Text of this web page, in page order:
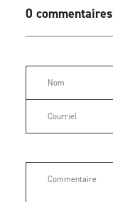
0 commentaires